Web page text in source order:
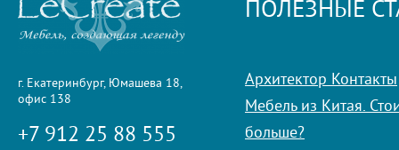
г. Екатеринбург, Юмашева 18,
офис 138
+7 912 25 88 555
ПОЛЕЗНЫЕ
Архитектор Контакты
Мебель из Китая.
больше?